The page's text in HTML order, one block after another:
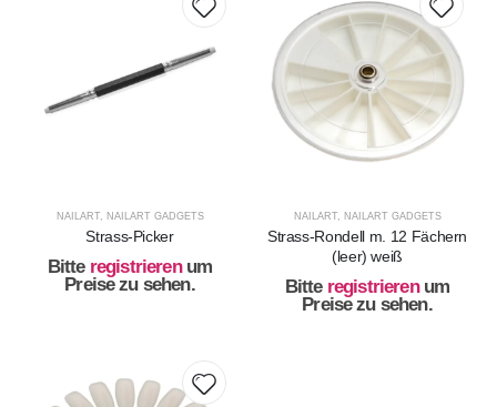
NAILART, NAILART GADGETS
Strass-Picker
Bitte registrieren um
Preise zu sehen.
NAILART, NAILART GADGETS
Strass-Rondell m. 12 Fächern
(leer) weiß
Bitte registrieren um
Preise zu sehen.